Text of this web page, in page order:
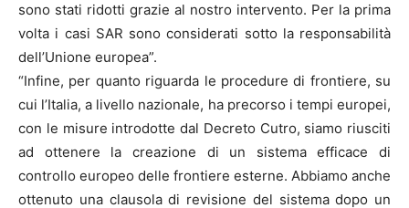
sono stati ridotti grazie al nostro intervento. Per la prima
volta i casi SAR sono considerati sotto la responsabilità
dell’Unione europea”.
“Infine, per quanto riguarda le procedure di frontiere, su
cui l’Italia, a livello nazionale, ha precorso i tempi europei,
con le misure introdotte dal Decreto Cutro, siamo riusciti
ad ottenere la creazione di un sistema efficace di
controllo europeo delle frontiere esterne. Abbiamo anche
ottenuto una clausola di revisione del sistema dopo un